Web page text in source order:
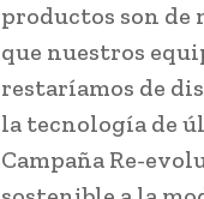
productos son de
que nuestros
restaríamos de
la tecnología de
Campaña Re-